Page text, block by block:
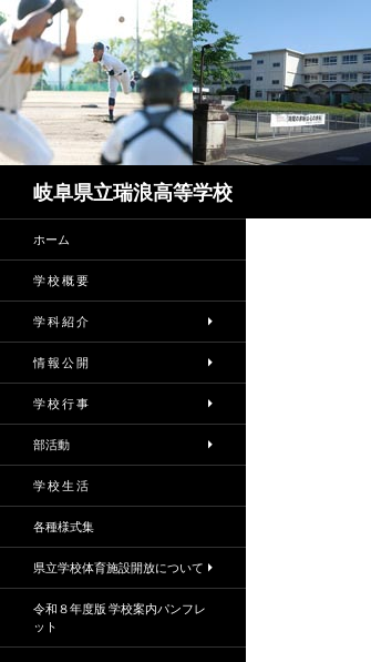
岐阜県立瑞浪高等学校
ホーム
学 校 概 要
学 科 紹 介
情 報 公 開
学 校 行 事
部活動
学 校 生 活
各種様式集
県立学校体育施設開放について
令和８年度版 学校案内パンフレ
ット